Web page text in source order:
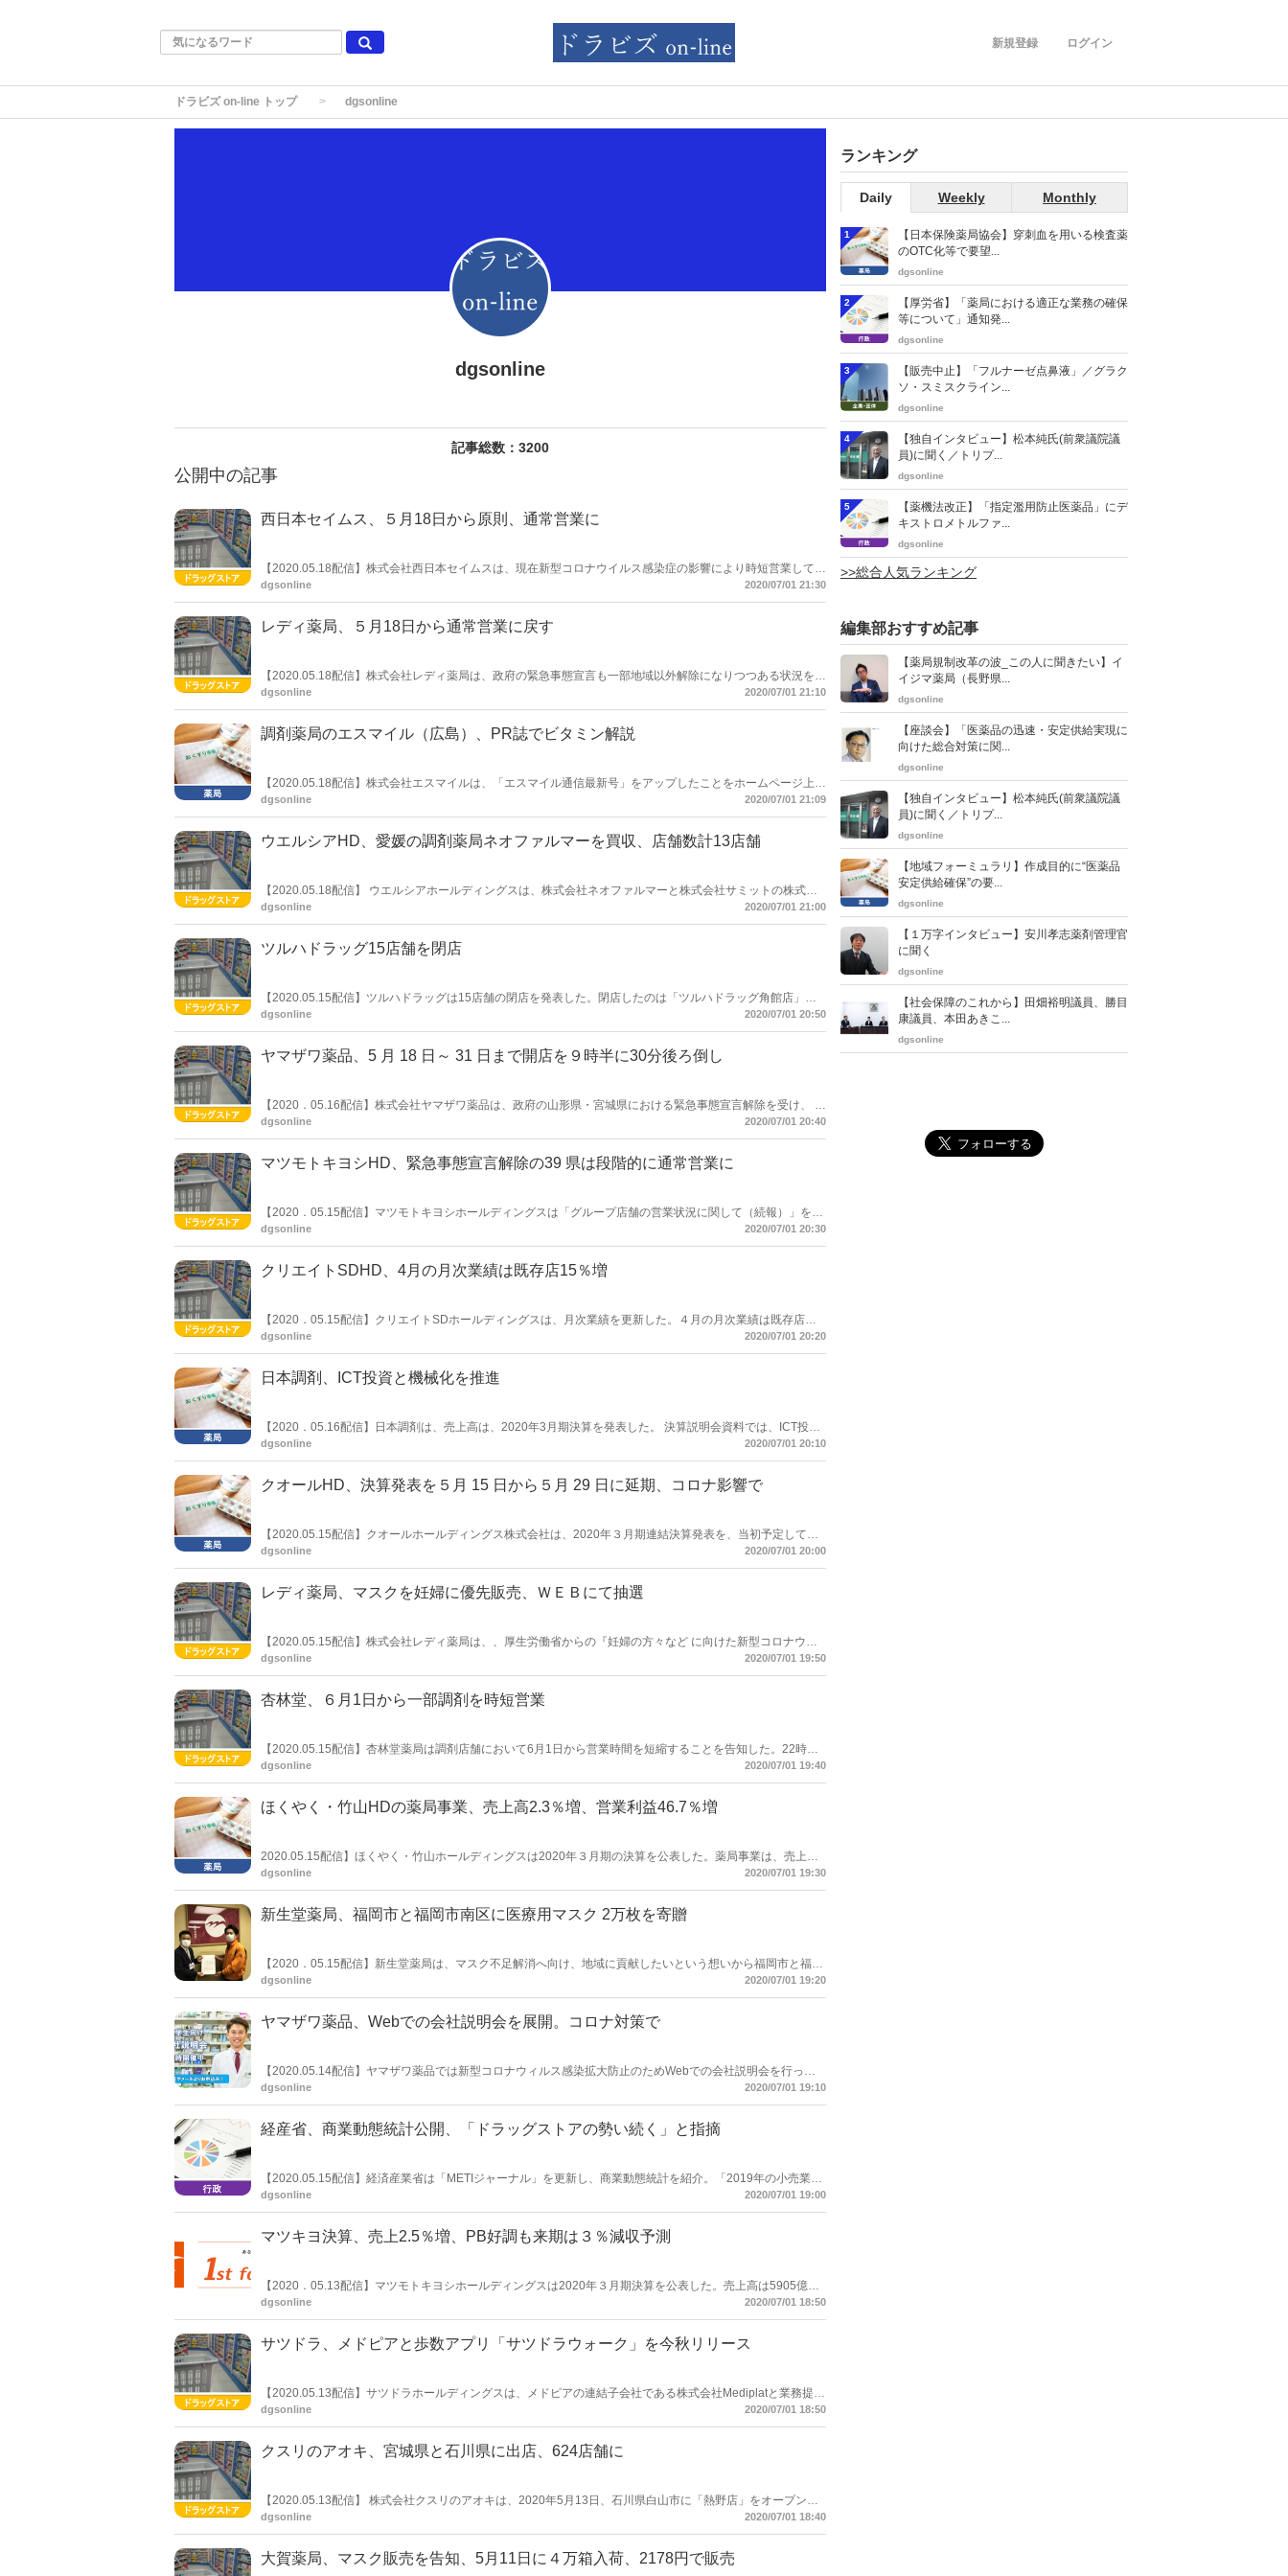
ログイン
新規登録
ドラビズ on-line トップ dgsonline
dgsonline
記事総数：3200
公開中の記事
西日本セイムス、５月18日から原則、通常営業に
【2020.05.18配信】株式会社西日本セイムスは、現在新型コロナウイルス感染症の影響により時短営業してい
るドラッグセイムスの店舗について、緊急事態宣言の解除を受けて、一部店舗のみ5月18日（月）より営業時
dgsonline 2020/07/01 21:30
レディ薬局、５月18日から通常営業に戻す
【2020.05.18配信】株式会社レディ薬局は、政府の緊急事態宣言も一部地域以外解除になりつつある状況を鑑
み、2020年5月18日（月）より通常の営業時間に戻すことを発表した。なお、安城寺店（愛媛県）や北宇和島
dgsonline 2020/07/01 21:10
調剤薬局のエスマイル（広島）、PR誌でビタミン解説
【2020.05.18配信】株式会社エスマイルは、「エスマイル通信最新号」をアップしたことをホームページ上で
告知した。同号では、ビタミンの役割・ビタミンの選び方について特集している。 同社は広島、岡山、山
dgsonline 2020/07/01 21:09
ウエルシアHD、愛媛の調剤薬局ネオファルマーを買収、店舗数計13店舗
【2020.05.18配信】 ウエルシアホールディングスは、株式会社ネオファルマーと株式会社サミットの株式取
得し、子会社化すると発表した。ネオファルマーは愛知県に調剤薬局を10店舗（年商12億円）、サミット
dgsonline 2020/07/01 21:00
ツルハドラッグ15店舗を閉店
【2020.05.15配信】ツルハドラッグは15店舗の閉店を発表した。閉店したのは「ツルハドラッグ角館店」、
「ツルハドラッグ洞爺湖温泉店」、「ツルハドラッグ道頓堀中央店」など。
dgsonline 2020/07/01 20:50
ヤマザワ薬品、5 月 18 日～ 31 日まで開店を９時半に30分後ろ倒し
【2020．05.16配信】株式会社ヤマザワ薬品は、政府の山形県・宮城県における緊急事態宣言解除を受け、 各
店の営業時間変更を告知した。 変更期間は、 2020 年 5 月 18 日（月）～ 5 月 31 日（日）まで。 4月22日か
dgsonline 2020/07/01 20:40
マツモトキヨシHD、緊急事態宣言解除の39 県は段階的に通常営業に
【2020．05.15配信】マツモトキヨシホールディングスは「グループ店舗の営業状況に関して（続報）」を更
新し、緊急事態宣言が解除された 39 県に関して、段階的に通常営業とすることを告知した。
dgsonline 2020/07/01 20:30
クリエイトSDHD、4月の月次業績は既存店15％増
【2020．05.15配信】クリエイトSDホールディングスは、月次業績を更新した。４月の月次業績は既存店の
単月115.7％、累計105.1％。 全店単月は121.3％、累計は111.5％。 ４月の新規出店は厚木飯山籏谷店だっ
dgsonline 2020/07/01 20:20
日本調剤、ICT投資と機械化を推進
【2020．05.16配信】日本調剤は、売上高は、2020年3月期決算を発表した。 決算説明会資料では、ICT投資
と機械化の徹底した推進を表明している。
dgsonline 2020/07/01 20:10
クオールHD、決算発表を５月 15 日から５月 29 日に延期、コロナ影響で
【2020.05.15配信】クオールホールディングス株式会社は、2020年３月期連結決算発表を、当初予定してい
た５月 15 日から2020 年５月 29 日に延期することを発表した。
dgsonline 2020/07/01 20:00
レディ薬局、マスクを妊婦に優先販売、ＷＥＢにて抽選
【2020.05.15配信】株式会社レディ薬局は、、厚生労働省からの『妊婦の方々など に向けた新型コロナウイ
ルス感染症対策』を受け、妊婦のマスク購入負担を軽減する取り組みを実施する。５月末に入荷が予定されて
dgsonline 2020/07/01 19:50
杏林堂、６月1日から一部調剤を時短営業
【2020.05.15配信】杏林堂薬局は調剤店舗において6月1日から営業時間を短縮することを告知した。22時ま
で営業していた調剤を、21時までとするなど、時短とする内容になっている。
dgsonline 2020/07/01 19:40
ほくやく・竹山HDの薬局事業、売上高2.3％増、営業利益46.7％増
2020.05.15配信】ほくやく・竹山ホールディングスは2020年３月期の決算を公表した。薬局事業は、売上高
は145億30百万円(前年同期比2.3％増)、営業利益は４億20百万円(同46.7％増)となった。
dgsonline 2020/07/01 19:30
新生堂薬局、福岡市と福岡市南区に医療用マスク 2万枚を寄贈
【2020．05.15配信】新生堂薬局は、マスク不足解消へ向け、地域に貢献したいという想いから福岡市と福岡
市南区に医療用マスク 20,000 枚を寄贈した
dgsonline 2020/07/01 19:20
ヤマザワ薬品、Webでの会社説明会を展開。コロナ対策で
【2020.05.14配信】ヤマザワ薬品では新型コロナウィルス感染拡大防止のためWebでの会社説明会を行って
いる。希望の場合は、メールもしくはLINEで希望の日時を相談する形式だ。
dgsonline 2020/07/01 19:10
経産省、商業動態統計公開、「ドラッグストアの勢い続く」と指摘
【2020.05.15配信】経済産業省は「METIジャーナル」を更新し、商業動態統計を紹介。「2019年の小売業販
売 ドラッグストアの勢い続く～食品などの販売増で～」と説明した。
dgsonline 2020/07/01 19:00
マツキヨ決算、売上2.5％増、PB好調も来期は３％減収予測
【2020．05.13配信】マツモトキヨシホールディングスは2020年３月期決算を公表した。売上高は5905億
9300万円（前期比+2.5％）、営業利益375億6300万円（＋4.3％）、経常利益398億8500万円（＋2.6％）だ
dgsonline 2020/07/01 18:50
サツドラ、メドピアと歩数アプリ「サツドラウォーク」を今秋リリース
【2020.05.13配信】サツドラホールディングスは、メドピアの連結子会社である株式会社Mediplatと業務提携
契約を締結。ヘルスケア領域における共同事業として、歩数記録アプリ「サツドラウォーク（仮称）」の提供
dgsonline 2020/07/01 18:50
クスリのアオキ、宮城県と石川県に出店、624店舗に
【2020.05.13配信】 株式会社クスリのアオキは、2020年5月13日、石川県白山市に「熱野店」をオープンす
る。熱野店は石川県において 74 店舗目、白山市で11店舗目の出店となる。また、同日オープンする「古川 江
dgsonline 2020/07/01 18:40
大賀薬局、マスク販売を告知、5月11日に４万箱入荷、2178円で販売
ランキング
Daily Weekly Monthly
1
【日本保険薬局協会】穿刺血を用いる検査薬
のOTC化等で要望...
dgsonline
2
【厚労省】「薬局における適正な業務の確保
等について」通知発...
dgsonline
3
【販売中止】「フルナーゼ点鼻液」／グラク
ソ・スミスクライン...
dgsonline
4
【独自インタビュー】松本純氏(前衆議院議
員)に聞く／トリプ...
dgsonline
5
【薬機法改正】「指定濫用防止医薬品」にデ
キストロメトルファ...
dgsonline
>>総合人気ランキング
編集部おすすめ記事
【薬局規制改革の波_この人に聞きたい】イ
イジマ薬局（長野県...
dgsonline
【座談会】「医薬品の迅速・安定供給実現に
向けた総合対策に関...
dgsonline
【独自インタビュー】松本純氏(前衆議院議
員)に聞く／トリプ...
dgsonline
【地域フォーミュラリ】作成目的に“医薬品
安定供給確保”の要...
dgsonline
【１万字インタビュー】安川孝志薬剤管理官
に聞く
dgsonline
【社会保障のこれから】田畑裕明議員、勝目
康議員、本田あきこ...
dgsonline